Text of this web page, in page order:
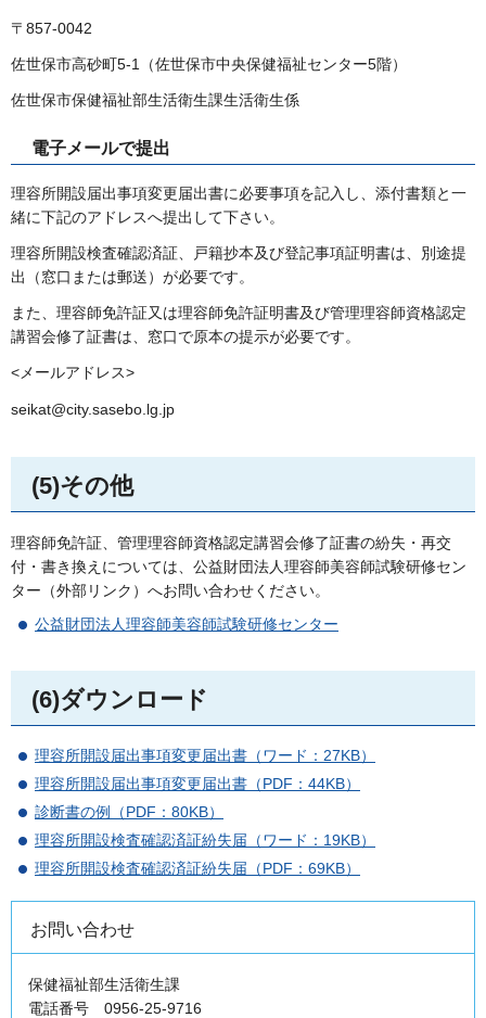
〒857-0042
佐世保市高砂町5-1（佐世保市中央保健福祉センター5階）
佐世保市保健福祉部生活衛生課生活衛生係
電子メールで提出
理容所開設届出事項変更届出書に必要事項を記入し、添付書類と一
緒に下記のアドレスへ提出して下さい。
理容所開設検査確認済証、戸籍抄本及び登記事項証明書は、別途提
出（窓口または郵送）が必要です。
また、理容師免許証又は理容師免許証明書及び管理理容師資格認定
講習会修了証書は、窓口で原本の提示が必要です。
<メールアドレス>
seikat@city.sasebo.lg.jp
(5)その他
理容師免許証、管理理容師資格認定講習会修了証書の紛失・再交
付・書き換えについては、公益財団法人理容師美容師試験研修セン
ター（外部リンク）へお問い合わせください。
公益財団法人理容師美容師試験研修センター
(6)ダウンロード
理容所開設届出事項変更届出書（ワード：27KB）
理容所開設届出事項変更届出書（PDF：44KB）
診断書の例（PDF：80KB）
理容所開設検査確認済証紛失届（ワード：19KB）
理容所開設検査確認済証紛失届（PDF：69KB）
お問い合わせ
保健福祉部生活衛生課
電話番号 0956-25-9716